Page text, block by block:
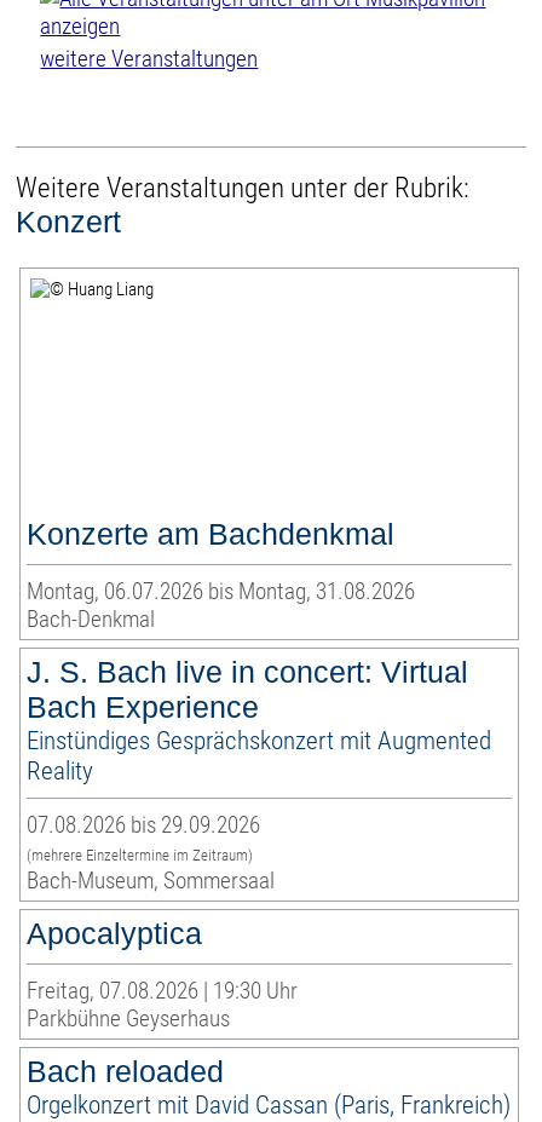
weitere Veranstaltungen
Weitere Veranstaltungen unter der Rubrik:
Konzert
Konzerte am Bachdenkmal
Montag, 06.07.2026 bis Montag, 31.08.2026
Bach-Denkmal
J. S. Bach live in concert: Virtual
Bach Experience
Einstündiges Gesprächskonzert mit Augmented
Reality
07.08.2026 bis 29.09.2026
(mehrere Einzeltermine im Zeitraum)
Bach-Museum, Sommersaal
Apocalyptica
Freitag, 07.08.2026 | 19:30 Uhr
Parkbühne Geyserhaus
Bach reloaded
Orgelkonzert mit David Cassan (Paris, Frankreich)